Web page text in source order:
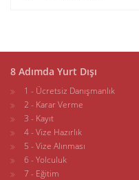
8 Adımda Yurt Dışı
1 - Ücretsiz Danışmanlık
2 - Karar Verme
3 - Kayıt
4 - Vize Hazırlık
5 - Vize Alınması
6 - Yolculuk
7 - Eğitim